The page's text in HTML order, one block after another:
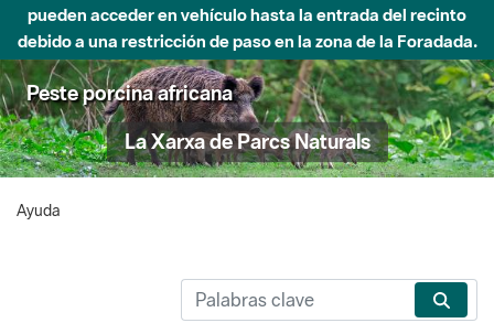
pueden acceder en vehículo hasta la entrada del recinto
debido a una restricción de paso en la zona de la Foradada.
Peste porcina africana
La Xarxa de Parcs Naturals
Ayuda